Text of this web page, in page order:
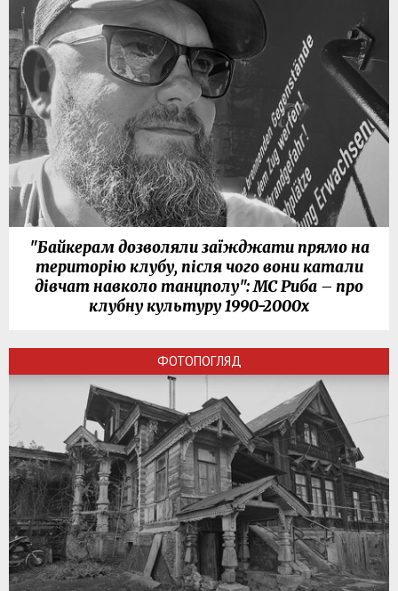
"Байкерам дозволяли заїжджати прямо на
територію клубу, після чого вони катали
дівчат навколо танцполу": МС Риба – про
клубну культуру 1990-2000х
ФОТОПОГЛЯД